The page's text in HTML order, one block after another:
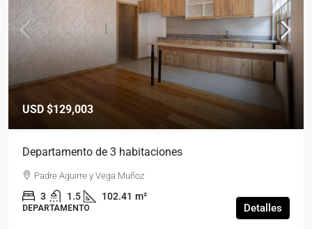
USD $129,003
Departamento de 3 habitaciones
Padre Aguirre y Vega Muñoz
3 1.5 102.41 m²
DEPARTAMENTO Detalles